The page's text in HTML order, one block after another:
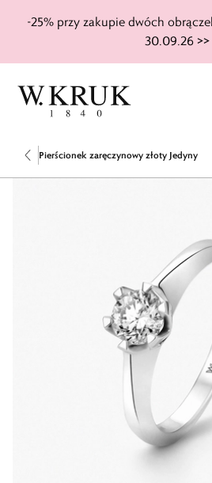
-25% przy zakupie dwóch
30.09.26 >>
Pierścionek zaręczynowy złoty Jedyny